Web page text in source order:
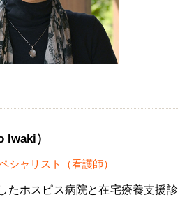
Iwaki）
シャリスト（看護師）
たホスピス病院と在宅療養支援診